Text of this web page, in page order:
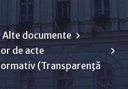
Alte documente
de acte
(Transparenţă